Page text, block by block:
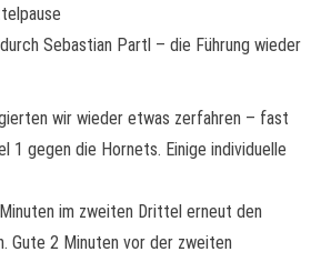
Sebastian Partl – die Führung wieder
wir wieder etwas zerfahren – fast
1 gegen die Hornets. Einige individuelle
im zweiten Drittel erneut den
Gute 2 Minuten vor der zweiten